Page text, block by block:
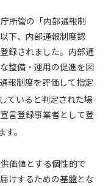
所管の「内部通報制
下、内部通報制度認
録されました。内部通
整備・運用の促進を図
報制度を評価して指定
ていると判定された場
言登録事業者として登
。
価値とする個性的で
けするための基盤とな